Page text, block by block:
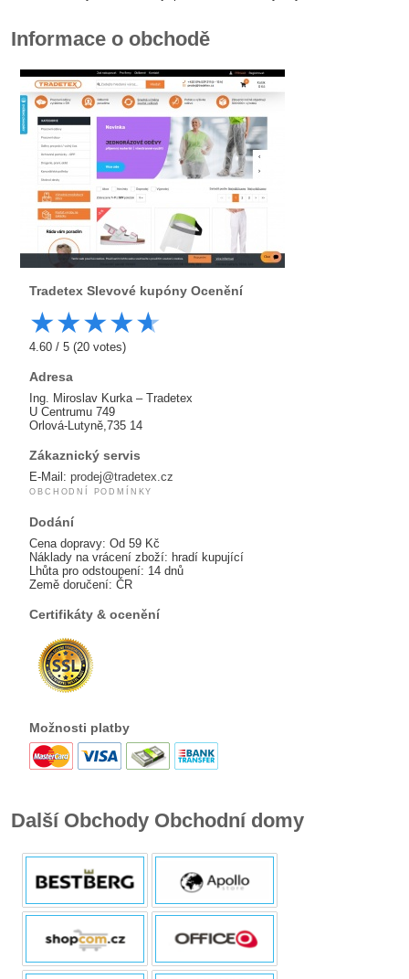
Informace o obchodě
Tradetex Slevové kupóny Ocenění
★★★★★
4.60/5 (20 votes)
Adresa
Ing. Miroslav Kurka – Tradetex
U Centrumu 749
Orlová-Lutyně,735 14
Zákaznický servis
E-Mail:prodej@tradetex.cz
OBCHODNÍ PODMÍNKY
Dodání
Cena dopravy: Od 59 Kč
Náklady na vrácení zboží: hradí kupující
Lhůta pro odstoupení: 14 dnů
Země doručení: ČR
Certifikáty & ocenění
Možnosti platby
Další Obchody Obchodní domy